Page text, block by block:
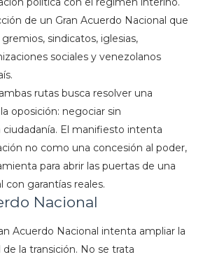
de un Gran Acuerdo Nacional que
sindicatos, iglesias,
sociales y venezolanos
rutas busca resolver una
oposición: negociar sin
El manifiesto intenta
no como una concesión al poder,
para abrir las puertas de una
con garantías reales.
Nacional
Acuerdo Nacional intenta ampliar la
de la transición. No se trata